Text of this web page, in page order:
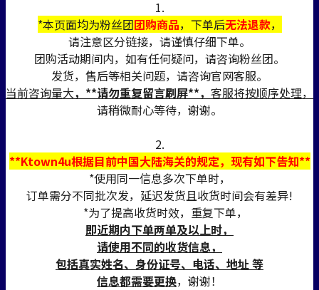
1.
*本页面均为粉丝团团购商品，下单后无法退款，
请注意区分链接，请谨慎仔细下单。
团购活动期间内，如有任何疑问，请咨询粉丝团。
发货，售后等相关问题，请咨询官网客服。
当前咨询量大，**请勿重复留言刷屏**， 客服将按顺序处理，
请稍微耐心等待，谢谢。
2.
**Ktown4u根据目前中国大陆海关的规定，现有如下告知**
*使用同一信息多次下单时，
订单需分不同批次发，延迟发货且收货时间会有差异!
*为了提高收货时效，重复下单，
即近期内下单两单及以上时，
请使用不同的收货信息，
包括真实姓名、身份证号、电话、地址 等
信息都需要更换，谢谢！